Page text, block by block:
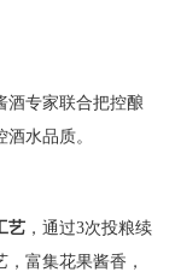
酒专家联合把控酿
水品质。
艺 ，通过3次投粮续
富集花果酱香，